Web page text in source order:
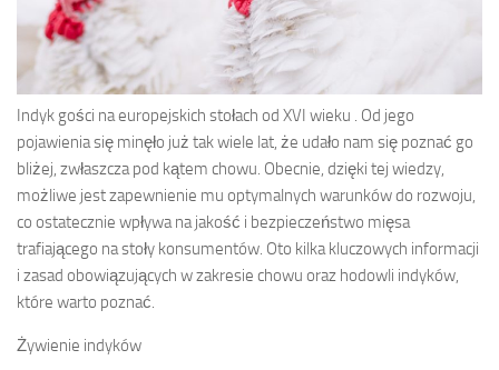
Indyk gości na europejskich stołach od XVI wieku . Od jego
pojawienia się minęło już tak wiele lat, że udało nam się poznać go
bliżej, zwłaszcza pod kątem chowu. Obecnie, dzięki tej wiedzy,
możliwe jest zapewnienie mu optymalnych warunków do rozwoju,
co ostatecznie wpływa na jakość i bezpieczeństwo mięsa
trafiającego na stoły konsumentów. Oto kilka kluczowych informacji
i zasad obowiązujących w zakresie chowu oraz hodowli indyków,
które warto poznać.
Żywienie indyków